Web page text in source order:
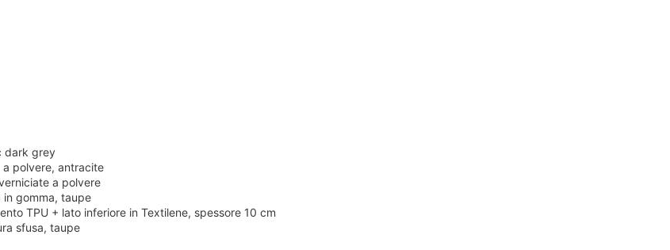
dark grey
polvere, antracite
a polvere
in gomma, taupe
TPU + lato inferiore in Textilene, spessore 10 cm
sfusa, taupe